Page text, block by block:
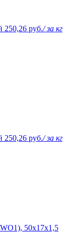
250,26 руб./ за кг
250,26 руб./ за кг
50х17х1,5